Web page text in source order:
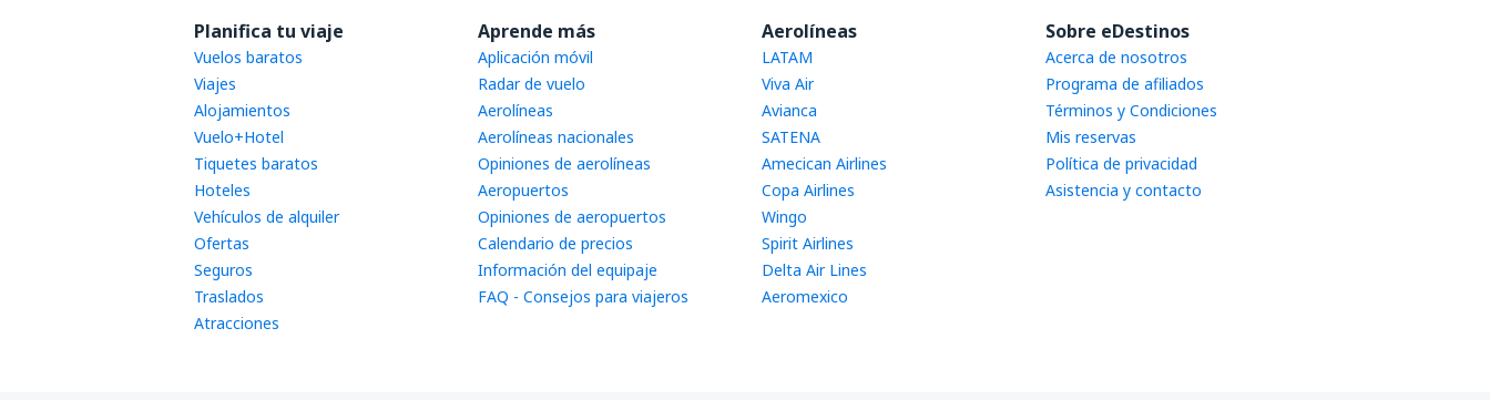
Planifica tu viaje
Vuelos baratos
Viajes
Alojamientos
Vuelo+Hotel
Tiquetes baratos
Hoteles
Vehículos de alquiler
Ofertas
Seguros
Traslados
Atracciones
Aprende más
Aplicación móvil
Radar de vuelo
Aerolíneas
Aerolíneas nacionales
Opiniones de aerolíneas
Aeropuertos
Opiniones de aeropuertos
Calendario de precios
Información del equipaje
FAQ - Consejos para viajeros
Aerolíneas
LATAM
Viva Air
Avianca
SATENA
Amecican Airlines
Copa Airlines
Wingo
Spirit Airlines
Delta Air Lines
Aeromexico
Sobre eDestinos
Acerca de nosotros
Programa de afiliados
Términos y Condiciones
Mis reservas
Política de privacidad
Asistencia y contacto